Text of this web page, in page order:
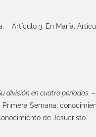
– Artículo 3. En María.
división en cuatro períodos.
Semana:
de Jesucristo.